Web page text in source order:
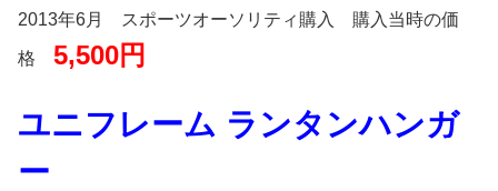
2013年6月 スポーツオーソリティ購入 購入当時の価
格 5,500円
ユニフレーム ランタンハンガ
ー